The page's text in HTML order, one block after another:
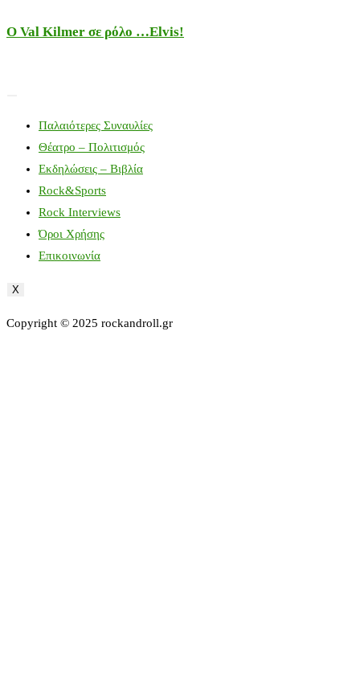
Ο Val Kilmer σε ρόλο …Elvis!
Παλαιότερες Συναυλίες
Θέατρο – Πολιτισμός
Εκδηλώσεις – Βιβλία
Rock&Sports
Rock Interviews
Όροι Χρήσης
Επικοινωνία
X
Copyright © 2025 rockandroll.gr